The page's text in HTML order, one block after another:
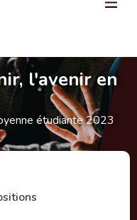
l'avenir en
étudiante 2023